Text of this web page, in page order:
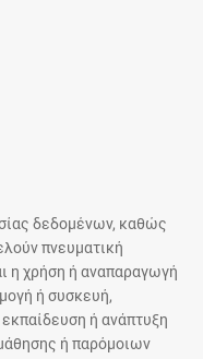
δεδομένων, καθώς
πνευματική
η χρήση ή αναπαραγωγή
ή συσκευή,
ή ανάπτυξη
ή παρόμοιων